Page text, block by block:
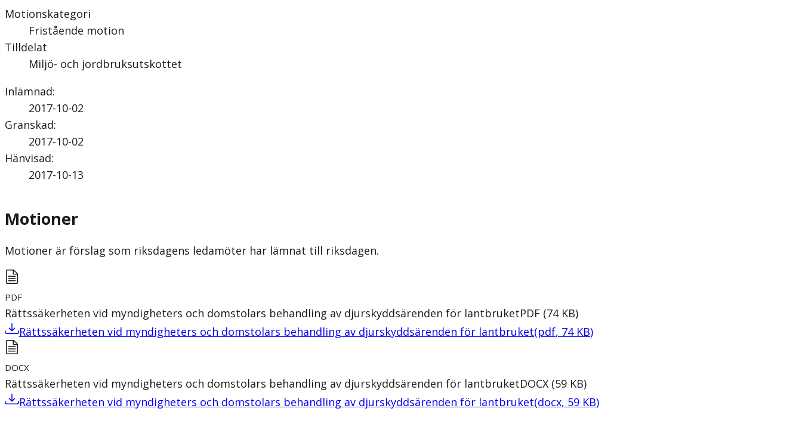
Motionskategori
Fristående motion
Tilldelat
Miljö- och jordbruksutskottet
Inlämnad:
2017-10-02
Granskad:
2017-10-02
Hänvisad:
2017-10-13
Motioner
Motioner är förslag som riksdagens ledamöter har lämnat till riksdagen.
PDF
Rättssäkerheten vid myndigheters och domstolars behandling av djurskyddsärenden för lantbruketPDF (74 KB)
Rättssäkerheten vid myndigheters och domstolars behandling av djurskyddsärenden för lantbruket(pdf, 74 KB)
DOCX
Rättssäkerheten vid myndigheters och domstolars behandling av djurskyddsärenden för lantbruketDOCX (59 KB)
Rättssäkerheten vid myndigheters och domstolars behandling av djurskyddsärenden för lantbruket(docx, 59 KB)